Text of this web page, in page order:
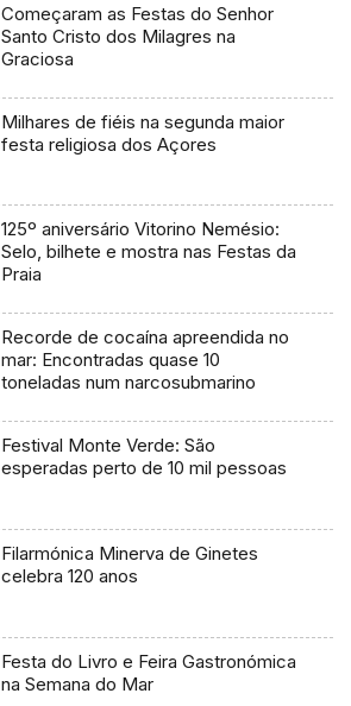
Começaram as Festas do Senhor
Santo Cristo dos Milagres na
Graciosa
Milhares de fiéis na segunda maior
festa religiosa dos Açores
125º aniversário Vitorino Nemésio:
Selo, bilhete e mostra nas Festas da
Praia
Recorde de cocaína apreendida no
mar: Encontradas quase 10
toneladas num narcosubmarino
Festival Monte Verde: São
esperadas perto de 10 mil pessoas
Filarmónica Minerva de Ginetes
celebra 120 anos
Festa do Livro e Feira Gastronómica
na Semana do Mar